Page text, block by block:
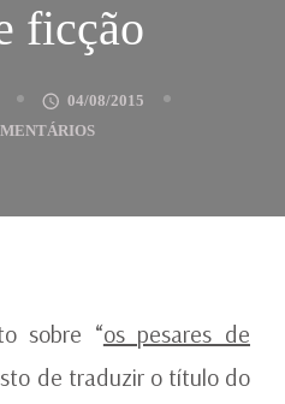
ficção
04/08/2015
EM
REGRETS:
sobre “os pesares de
de traduzir o título do